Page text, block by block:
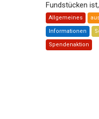
Fundstücken
Allgemeines
Informationen
Spendenaktion